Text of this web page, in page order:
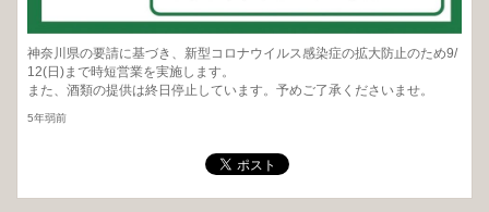
神奈川県の要請に基づき、新型コロナウイルス感染症の拡大防止のため9/
12(日)まで時短営業を実施します。
また、酒類の提供は終日停止しています。予めご了承くださいませ。
5年弱前